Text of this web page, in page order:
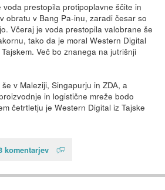
prestopila protipoplavne ščite in
obratu v Bang Pa-inu, zaradi česar so
Včeraj je voda prestopila valobrane še
tako da je moral Western Digital
Več bo znanega na jutrišnji
v Maleziji, Singapurju in ZDA, a
in logistične mreže bodo
četrtletju je Western Digital iz Tajske
komentarjev